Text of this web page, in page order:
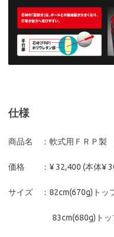
仕様
商品名 ：軟式用ＦＲＰ製
価格 ：¥ 32,400 (本体¥
サイズ ：82cm(670g)トッ
83cm(680g)トッ